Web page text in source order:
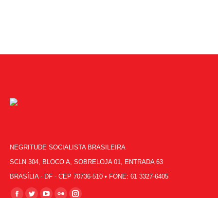
NEGRITUDE SOCIALISTA BRASILEIRA
SCLN 304, BLOCO A, SOBRELOJA 01, ENTRADA 63
BRASÍLIA - DF - CEP 70736-510 • FONE: 61 3327-6405
Encontre-nos em: